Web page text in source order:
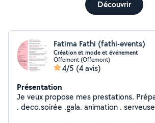
Découvrir
Fatima Fathi (fathi-events)
Création et mode et événement
Offemont (Offemont)
4/5 (4 avis)
Présentation
Je veux propose mes prestations. Préparation des fêtes
. deco.soirée .gala. animation . serveuse .tatouage à l'